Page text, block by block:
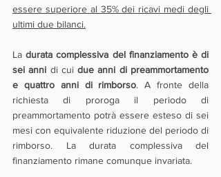
essere superiore al 35% dei ricavi medi degli
ultimi due bilanci.
La durata complessiva del finanziamento è di
sei anni di cui due anni di preammortamento
e quattro anni di rimborso. A fronte della
richiesta di proroga il periodo di
preammortamento potrà essere esteso di sei
mesi con equivalente riduzione del periodo di
rimborso. La durata complessiva del
finanziamento rimane comunque invariata.